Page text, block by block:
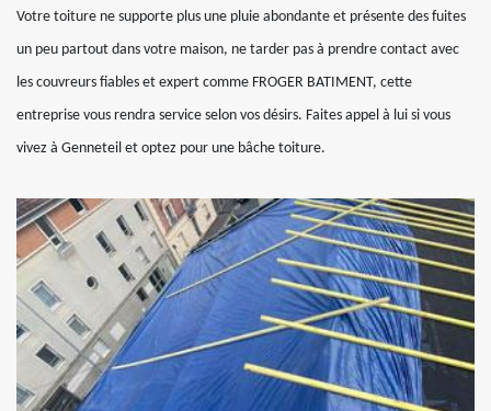
Votre toiture ne supporte plus une pluie abondante et présente des fuites
un peu partout dans votre maison, ne tarder pas à prendre contact avec
les couvreurs fiables et expert comme FROGER BATIMENT, cette
entreprise vous rendra service selon vos désirs. Faites appel à lui si vous
vivez à Genneteil et optez pour une bâche toiture.